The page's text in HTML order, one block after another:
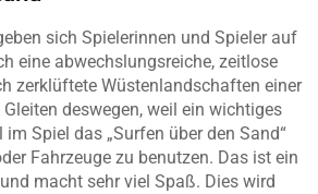
sich Spielerinnen und Spieler auf
eine abwechslungsreiche, zeitlose
zerklüftete Wüstenlandschaften einer
deswegen, weil ein wichtiges
Spiel das „Surfen über den Sand“
Fahrzeuge zu benutzen. Das ist ein
macht sehr viel Spaß. Dies wird